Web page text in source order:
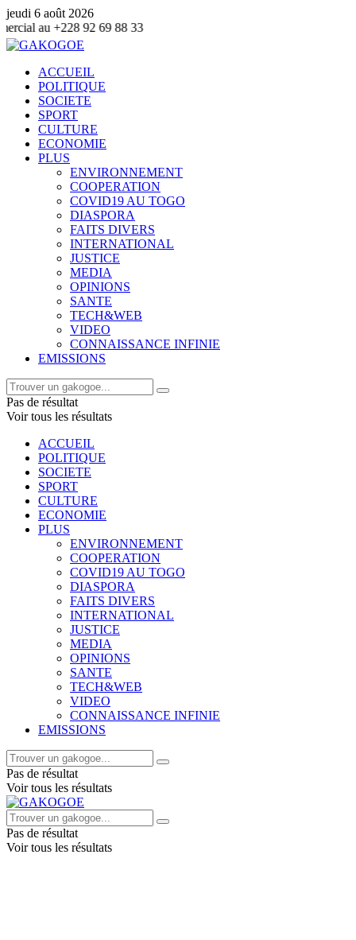
jeudi 6 août 2026
69 88 33
ACCUEIL
POLITIQUE
SOCIETE
SPORT
CULTURE
ECONOMIE
PLUS
ENVIRONNEMENT
COOPERATION
COVID19 AU TOGO
DIASPORA
FAITS DIVERS
INTERNATIONAL
JUSTICE
MEDIA
OPINIONS
SANTE
TECH&WEB
VIDEO
CONNAISSANCE INFINIE
EMISSIONS
Pas de résultat
Voir tous les résultats
ACCUEIL
POLITIQUE
SOCIETE
SPORT
CULTURE
ECONOMIE
PLUS
ENVIRONNEMENT
COOPERATION
COVID19 AU TOGO
DIASPORA
FAITS DIVERS
INTERNATIONAL
JUSTICE
MEDIA
OPINIONS
SANTE
TECH&WEB
VIDEO
CONNAISSANCE INFINIE
EMISSIONS
Pas de résultat
Voir tous les résultats
Pas de résultat
Voir tous les résultats